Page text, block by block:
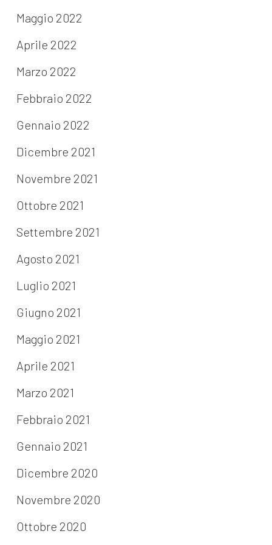
Maggio 2022
Aprile 2022
Marzo 2022
Febbraio 2022
Gennaio 2022
Dicembre 2021
Novembre 2021
Ottobre 2021
Settembre 2021
Agosto 2021
Luglio 2021
Giugno 2021
Maggio 2021
Aprile 2021
Marzo 2021
Febbraio 2021
Gennaio 2021
Dicembre 2020
Novembre 2020
Ottobre 2020